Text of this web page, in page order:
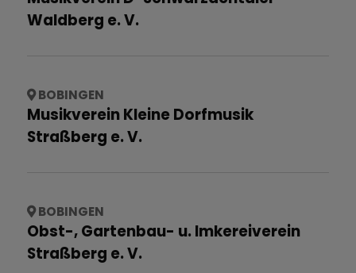
Waldberg e. V.
BOBINGEN
Musikverein Kleine Dorfmusik
Straßberg e. V.
BOBINGEN
Obst-, Gartenbau- u. Imkereiverein
Straßberg e. V.